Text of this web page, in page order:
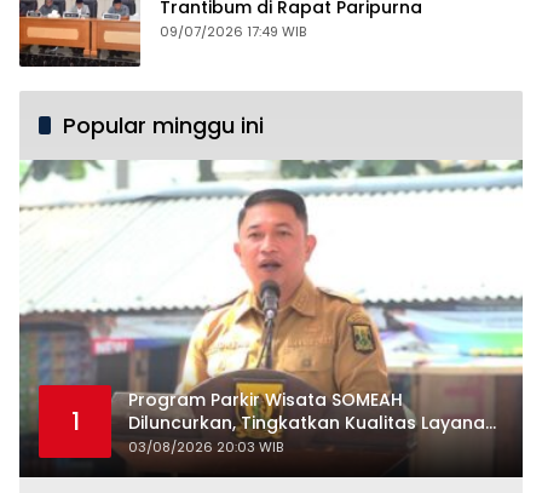
Trantibum di Rapat Paripurna
09/07/2026 17:49 WIB
Popular minggu ini
1
Program Parkir Wisata SOMEAH
Diluncurkan, Tingkatkan Kualitas Layanan
Kepariwisataan
03/08/2026 20:03 WIB